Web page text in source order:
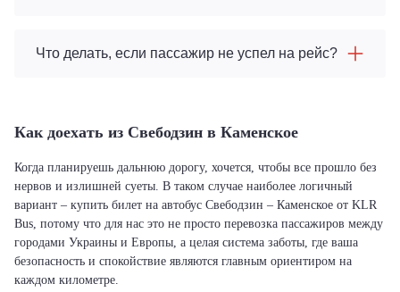
Что делать, если пассажир не успел на рейс?
Как доехать из Свебодзин в Каменское
Когда планируешь дальнюю дорогу, хочется, чтобы все прошло без
нервов и излишней суеты. В таком случае наиболее логичный
вариант – купить билет на автобус Свебодзин – Каменское от KLR
Bus, потому что для нас это не просто перевозка пассажиров между
городами Украины и Европы, а целая система заботы, где ваша
безопасность и спокойствие являются главным ориентиром на
каждом километре.